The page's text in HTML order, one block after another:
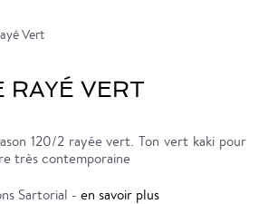
Vert
RAYÉ VERT
120/2 rayée vert. Ton vert kaki pour
très contemporaine
Sartorial - en savoir plus